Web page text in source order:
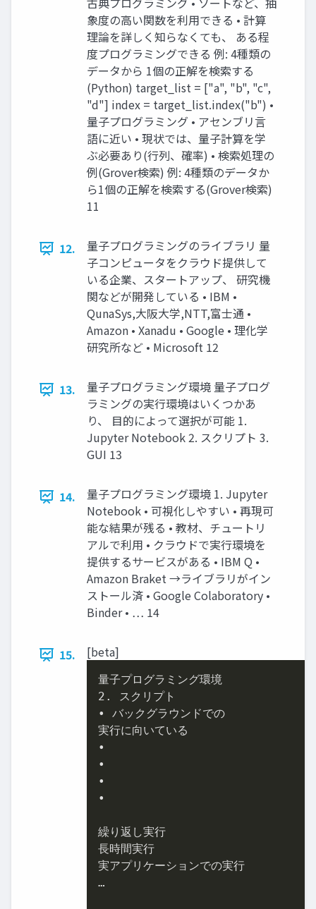
象度の高い関数を利用できる • 計算
理論を詳しく知らなくても、 ある程
度プログラミングできる 例: 4種類の
データから 1個の正解を検索する
(Python) target_list = ["a", "b", "c",
"d"] index = target_list.index("b") •
量子プログラミング • アセンブリ言
語に近い • 現状では、量子計算を学
ぶ必要あり(行列、確率) • 検索処理の
例(Grover検索) 例: 4種類のデータか
ら1個の正解を検索する(Grover検索)
11
12.
量子プログラミングのライブラリ 量
子コンピュータをクラウド提供して
いる企業、スタートアップ、 研究機
関などが開発している • IBM •
QunaSys,大阪大学,NTT,富士通 •
Amazon • Xanadu • Google • 理化学
研究所など • Microsoft 12
13.
量子プログラミング環境 量子プログ
ラミングの実行環境はいくつかあ
り、 目的によって選択が可能 1.
Jupyter Notebook 2. スクリプト 3.
GUI 13
14.
量子プログラミング環境 1. Jupyter
Notebook • 可視化しやすい • 再現可
能な結果が残る • 教材、チュートリ
アルで利用 • クラウドで実行環境を
提供するサービスがある • IBM Q •
Amazon Braket →ライブラリがイン
ストール済 • Google Colaboratory •
Binder • … 14
15. [beta]
2.
スクリプト
• バックグラウンドでの
実行に向いている
•
•
•
•
繰り返し実行
長時間実行
実アプリケーションでの実行
…